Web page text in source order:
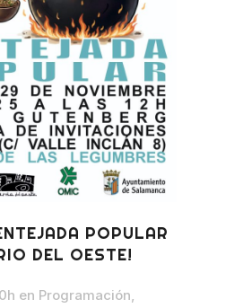
POPULAR
DEL OESTE!
en Programación,